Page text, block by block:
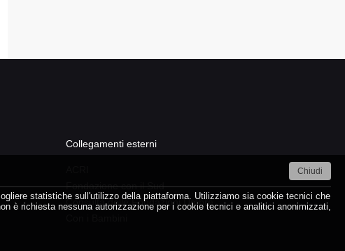
Collegamenti esterni
Fondazione con il Sud
Consulta delle Fondazioni Umbre
statistiche sull'utilizzo della piattaforma. Utilizziamo sia cookie tecnici che
è richiesta nessuna autorizzazione per i cookie tecnici e analitici anonimizzati,
Chiudi